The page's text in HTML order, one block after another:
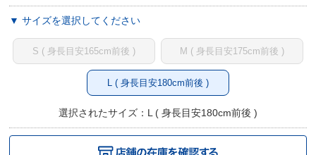
▼ サイズを選択してください
S ( 身長目安165cm前後 ) M ( 身長目安175cm前後 )
L ( 身長目安180cm前後 )
選択されたサイズ：L ( 身長目安180cm前後 )